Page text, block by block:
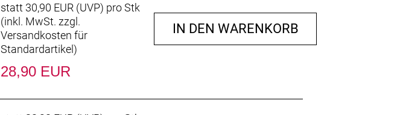
statt 30,90 EUR (UVP) pro Stk
(inkl. MwSt. zzgl.
Versandkosten für
Standardartikel)
28,90 EUR
IN DEN WARENKORB